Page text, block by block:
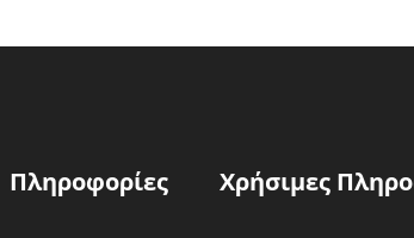
Πληροφορίες Χρήσιμες